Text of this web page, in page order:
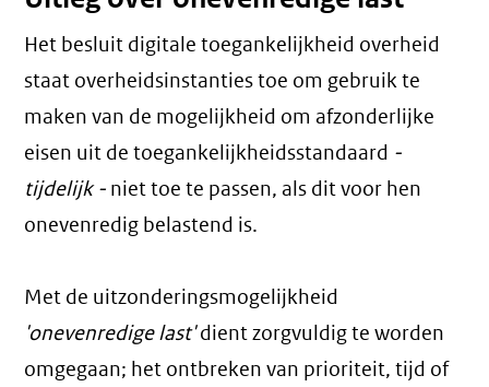
Het besluit digitale toegankelijkheid overheid
staat overheidsinstanties toe om gebruik te
maken van de mogelijkheid om afzonderlijke
eisen uit de toegankelijkheidsstandaard -
tijdelijk - niet toe te passen, als dit voor hen
onevenredig belastend is.
Met de uitzonderingsmogelijkheid
'onevenredige last'dient zorgvuldig te worden
omgegaan; het ontbreken van prioriteit, tijd of